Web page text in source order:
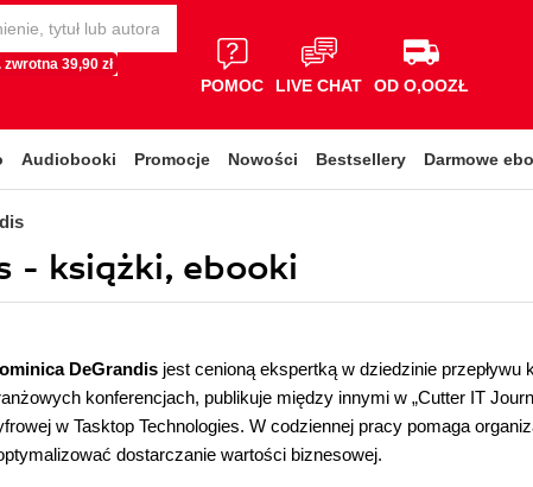
zwrotna 39,90 zł
POMOC LIVE CHAT OD O,OOZŁ
Audiobooki Promocje Nowości Bestsellery Darmowe
- książki, ebooki
DeGrandis jest cenioną ekspertką w dziedzinie
konferencjach, publikuje między innymi w „Cutter IT
w Tasktop Technologies. W codziennej pracy pomaga
dostarczanie wartości biznesowej.